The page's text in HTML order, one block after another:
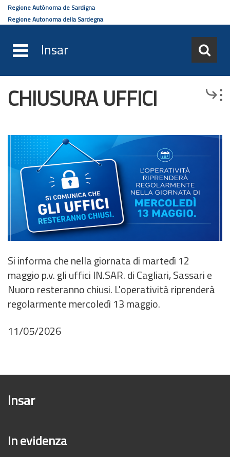
Salta
Regione Autònoma de Sardigna
Regione Autonoma della Sardegna
Insar
CHIUSURA UFFICI Browse
Si informa che nella giornata di martedì 12
maggio p.v. gli uffici IN.SAR. di Cagliari, Sassari e
Nuoro resteranno chiusi. L'operatività riprenderà
regolarmente mercoledì 13 maggio.
11/05/2026
Insar
In evidenza